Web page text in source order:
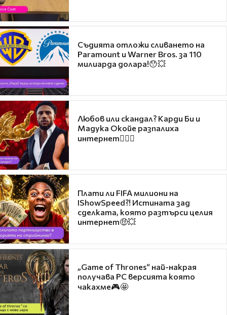
Съдията отложи сливането на
Paramount и Warner Bros. за 110
милиарда долара!😯💥
Любов или скандал? Карди Би и
Мадука Окойе разпалиха
интернет❤️‍🔥🔥
Плати ли FIFA милиони на
IShowSpeed?! Истината зад
сделката, която разтърси целия
интернет🤑💥
„Game of Thrones“ най-накрая
получава PC версията която
чакахме🎮🤩